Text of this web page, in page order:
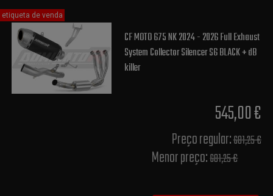
CF MOTO 675 NK 2024 - 2026 Full Exhaust
System Collector Silencer S6 BLACK + dB
killer
545,00 €
Preço regular:681,25 €
Menor preço:681,25 €
etiqueta de venda